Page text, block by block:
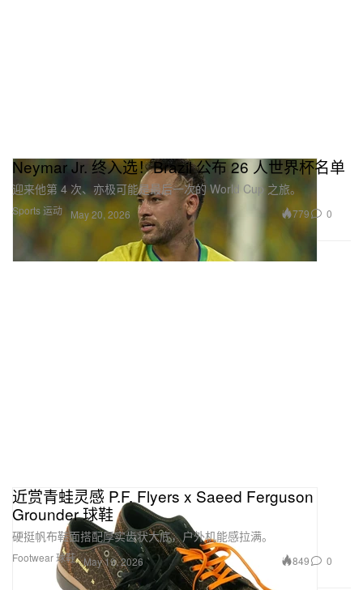
Sports 运动
Neymar Jr. 终入选！Brazil 公布 26 人世界杯名单
迎来他第 4 次、亦极可能是最后一次的 World Cup 之旅。
May 20, 2026 779 0
Footwear 球鞋
近赏青蛙灵感 P.F. Flyers x Saeed Ferguson
Grounder 球鞋
硬挺帆布鞋面搭配厚实齿状大底，户外机能感拉满。
May 19, 2026 849 0